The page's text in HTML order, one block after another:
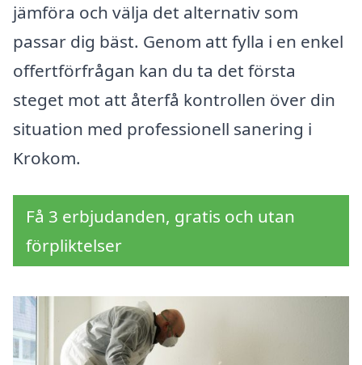
jämföra och välja det alternativ som
passar dig bäst. Genom att fylla i en enkel
offertförfrågan kan du ta det första
steget mot att återfå kontrollen över din
situation med professionell sanering i
Krokom.
Få 3 erbjudanden, gratis och utan
förpliktelser